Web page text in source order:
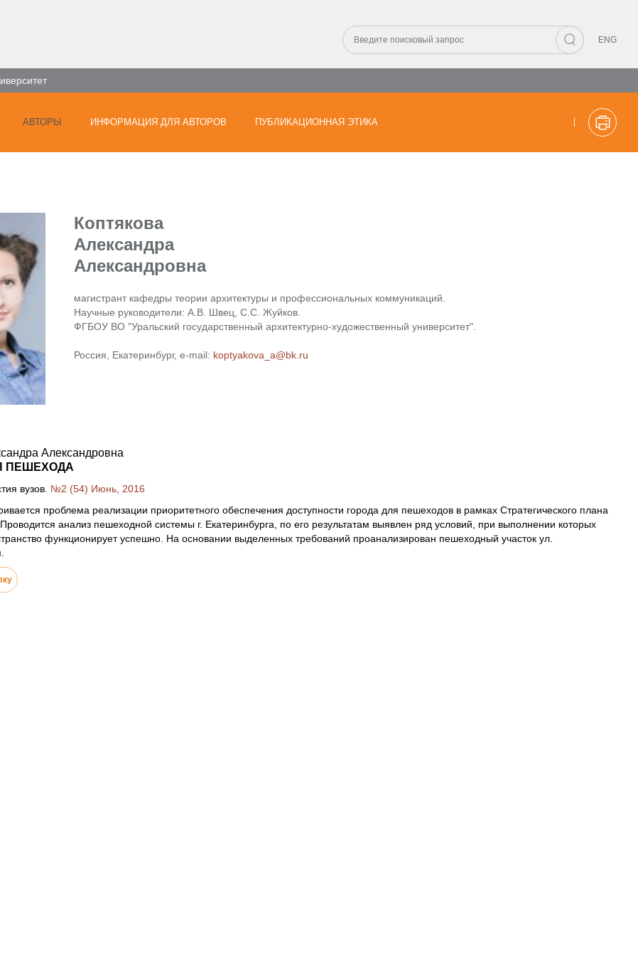
ENG
АВТОРЫ ИНФОРМАЦИЯ ДЛЯ АВТОРОВ ПУБЛИКАЦИОННАЯ ЭТИКА
Коптякова
Александра
Александровна
магистрант кафедры теории архитектуры и профессиональных коммуникаций.
Научные руководители: А.В. Швец, С.С. Жуйков.
ФГБОУ ВО "Уральский государственный архитектурно-художественный университет".
Россия, Екатеринбург, e-mail: koptyakova_a@bk.ru
Александровна
ПЕШЕХОДА
вузов. №2 (54) Июнь, 2016
проблема реализации приоритетного обеспечения доступности города для пешеходов в рамках Стратегического плана
анализ пешеходной системы г. Екатеринбурга, по его результатам выявлен ряд условий, при выполнении которых
функционирует успешно. На основании выделенных требований проанализирован пешеходный участок ул.